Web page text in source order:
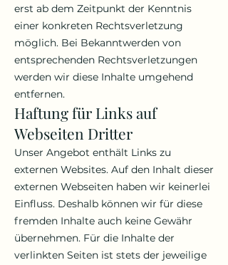
erst ab dem Zeitpunkt der Kenntnis
einer konkreten Rechtsverletzung
möglich. Bei Bekanntwerden von
entsprechenden Rechtsverletzungen
werden wir diese Inhalte umgehend
entfernen.
Haftung für Links auf
Webseiten Dritter
Unser Angebot enthält Links zu
externen Websites. Auf den Inhalt dieser
externen Webseiten haben wir keinerlei
Einfluss. Deshalb können wir für diese
fremden Inhalte auch keine Gewähr
übernehmen. Für die Inhalte der
verlinkten Seiten ist stets der jeweilige